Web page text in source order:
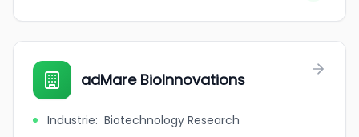
adMare BioInnovations
Industrie: Biotechnology Research